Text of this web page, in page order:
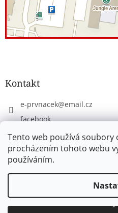
Tento web používá soubory
procházením tohoto webu
používáním.
Kontakt
e-prvnacek@email.cz
facebook
eprvnacek
www.e-